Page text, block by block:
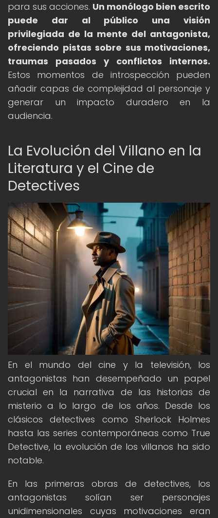
para sus acciones. Un monólogo bien escrito
puede dar al público una visión
privilegiada de la mente del antagonista,
ofreciendo pistas sobre sus motivaciones,
traumas pasados y conflictos internos.
Estos momentos de introspección pueden
añadir capas de complejidad al personaje y
generar un impacto duradero en la
audiencia.
La Evolución del Villano en la
Literatura y el Cine de
Detectives
En el mundo del cine y la televisión, los
antagonistas han desempeñado un papel
crucial en la narrativa de las historias de
misterio a lo largo de los años. Desde los
clásicos detectives como Sherlock Holmes
hasta las series contemporáneas como True
Detective, la evolución de los villanos ha sido
notable.
En las primeras obras de detectives, los
antagonistas solían ser personajes
unidimensionales cuyas motivaciones eran